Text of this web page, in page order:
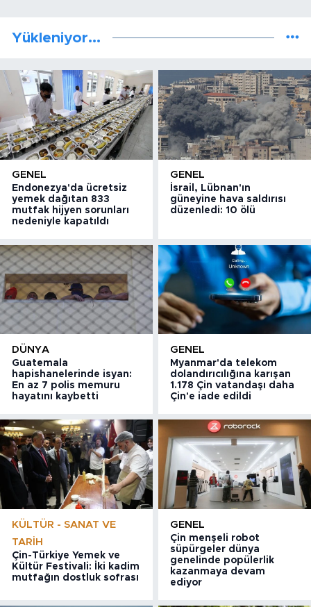
Yükleniyor...
GENEL
Endonezya'da ücretsiz
yemek dağıtan 833
mutfak hijyen sorunları
nedeniyle kapatıldı
GENEL
İsrail, Lübnan'ın
güneyine hava saldırısı
düzenledi: 10 ölü
DÜNYA
Guatemala
hapishanelerinde isyan:
En az 7 polis memuru
hayatını kaybetti
GENEL
Myanmar'da telekom
dolandırıcılığına karışan
1.178 Çin vatandaşı daha
Çin'e iade edildi
KÜLTÜR - SANAT VE
TARIH
Çin-Türkiye Yemek ve
Kültür Festivali: İki kadim
mutfağın dostluk sofrası
GENEL
Çin menşeli robot
süpürgeler dünya
genelinde popülerlik
kazanmaya devam
ediyor